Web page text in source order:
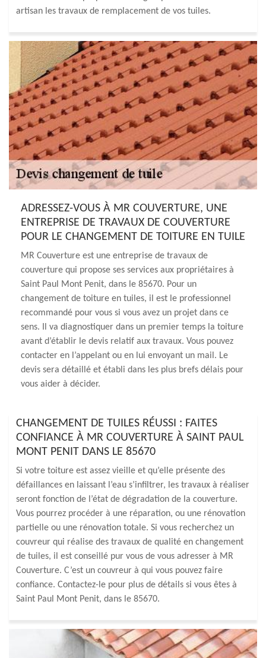
artisan les travaux de remplacement de vos tuiles.
ADRESSEZ-VOUS À MR COUVERTURE, UNE
ENTREPRISE DE TRAVAUX DE COUVERTURE
POUR LE CHANGEMENT DE TOITURE EN TUILE
MR Couverture est une entreprise de travaux de
couverture qui propose ses services aux propriétaires à
Saint Paul Mont Penit, dans le 85670. Pour un
changement de toiture en tuiles, il est le professionnel
recommandé pour vous si vous avez un projet dans ce
sens. Il va diagnostiquer dans un premier temps la toiture
avant d’établir le devis relatif aux travaux. Vous pouvez
contacter en l’appelant ou en lui envoyant un mail. Le
devis sera détaillé et établi dans les plus brefs délais pour
vous aider à décider.
CHANGEMENT DE TUILES RÉUSSI : FAITES
CONFIANCE À MR COUVERTURE À SAINT PAUL
MONT PENIT DANS LE 85670
Si votre toiture est assez vieille et qu’elle présente des
défaillances en laissant l’eau s’infiltrer, les travaux à réaliser
seront fonction de l’état de dégradation de la couverture.
Vous pourrez procéder à une réparation, ou une rénovation
partielle ou une rénovation totale. Si vous recherchez un
couvreur qui réalise des travaux de qualité en changement
de tuiles, il est conseillé pur vous de vous adresser à MR
Couverture. C’est un couvreur à qui vous pouvez faire
confiance. Contactez-le pour plus de détails si vous êtes à
Saint Paul Mont Penit, dans le 85670.